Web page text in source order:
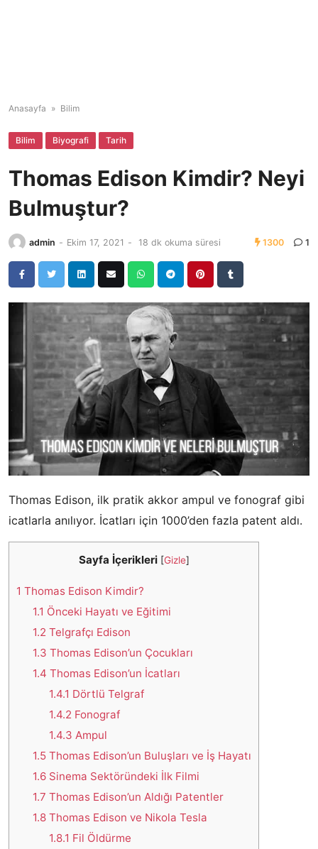
Anasayfa » Bilim
Bilim Biyografi Tarih
Thomas Edison Kimdir? Neyi
Bulmuştur?
admin - Ekim 17, 2021 - 18 dk okuma süresi 1300 1
Thomas Edison, ilk pratik akkor ampul ve fonograf gibi
icatlarla anılıyor. İcatları için 1000’den fazla patent aldı.
Sayfa İçerikleri [Gizle]
1 Thomas Edison Kimdir?
1.1 Önceki Hayatı ve Eğitimi
1.2 Telgrafçı Edison
1.3 Thomas Edison’un Çocukları
1.4 Thomas Edison’un İcatları
1.4.1 Dörtlü Telgraf
1.4.2 Fonograf
1.4.3 Ampul
1.5Thomas Edison’un Buluşları ve İş Hayatı
1.6Sinema Sektöründeki İlk Filmi
1.7 Thomas Edison’un Aldığı Patentler
1.8Thomas Edison ve Nikola Tesla
1.8.1 Fil Öldürme